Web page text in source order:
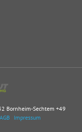
Bornheim-Sechtem +49
AGB Impressum